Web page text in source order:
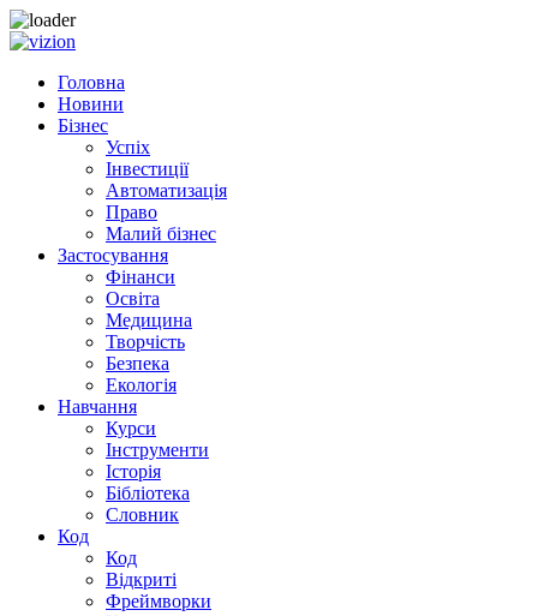
Skip to content
Головна
Новини
Бізнес
Успіх
Інвестиції
Автоматизація
Право
Малий бізнес
Застосування
Фінанси
Освіта
Медицина
Творчість
Безпека
Екологія
Навчання
Курси
Інструменти
Історія
Бібліотека
Словник
Код
Код
Відкриті
Фреймворки